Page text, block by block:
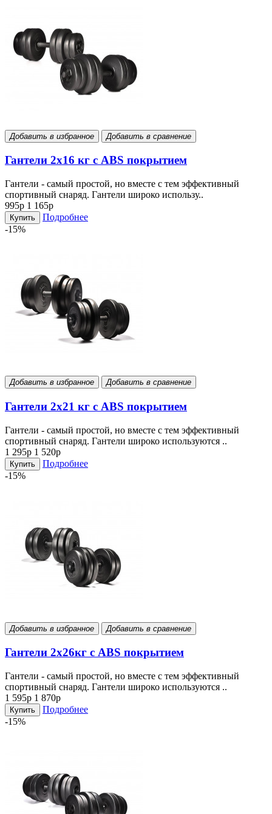
Добавить в избранное Добавить в сравнение
Гантели 2х16 кг с ABS покрытием
Гантели - самый простой, но вместе с тем эффективный
спортивный снаряд. Гантели широко использу..
995р 1 165р
Купить
Подробнее
-15%
Добавить в избранное Добавить в сравнение
Гантели 2х21 кг с ABS покрытием
Гантели - самый простой, но вместе с тем эффективный
спортивный снаряд. Гантели широко используются ..
1 295р 1 520р
Купить
Подробнее
-15%
Добавить в избранное Добавить в сравнение
Гантели 2х26кг с ABS покрытием
Гантели - самый простой, но вместе с тем эффективный
спортивный снаряд. Гантели широко используются ..
1 595р 1 870р
Купить
Подробнее
-15%